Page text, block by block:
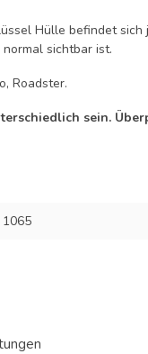
Hülle befindet
sichtbar ist.
Roadster.
sein.
1065